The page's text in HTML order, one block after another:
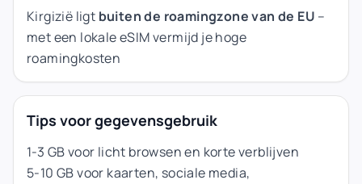
Kirgizië ligt buiten de roamingzone van de EU –
met een lokale eSIM vermijd je hoge
roamingkosten
Tips voor gegevensgebruik
1-3 GB voor licht browsen en korte verblijven
5-10 GB voor kaarten, sociale media,